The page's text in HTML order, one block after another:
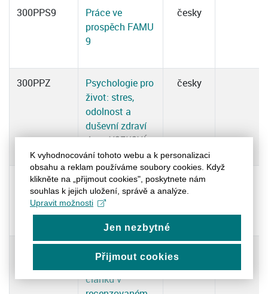
300PPS9
Práce ve
prospěch FAMU
9
česky
300PPZ
Psychologie pro
život: stres,
odolnost a
duševní zdraví
Anna VOZKOVÁ,
Anna VOZKOVÁ
česky
380DPC
Publikace
odborného
článku
česky
Publikace
odborného
článku v
K vyhodnocování tohoto webu a k personalizaci
obsahu a reklam používáme soubory cookies. Když
klikněte na „přijmout cookies", poskytnete nám
souhlas k jejich uložení, správě a analýze.
Upravit možnosti
Jen nezbytné
Přijmout cookies